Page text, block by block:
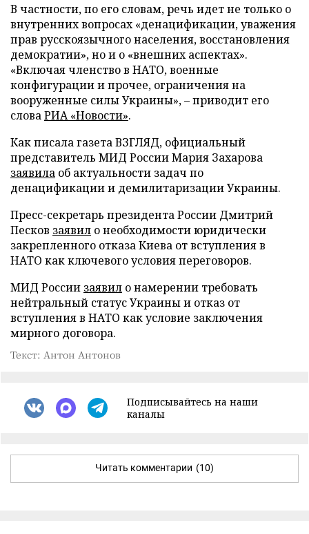
В частности, по его словам, речь идет не только о
внутренних вопросах «денацификации, уважения
прав русскоязычного населения, восстановления
демократии», но и о «внешних аспектах».
«Включая членство в НАТО, военные
конфигурации и прочее, ограничения на
вооруженные силы Украины», – приводит его
словаРИА «Новости».
Как писала газета ВЗГЛЯД, официальный
представитель МИД России Мария Захарова
заявила об актуальности задач по
денацификации и демилитаризации Украины.
Пресс-секретарь президента России Дмитрий
Песков заявил о необходимости юридически
закрепленного отказа Киева от вступления в
НАТО как ключевого условия переговоров.
МИД России заявил о намерении требовать
нейтральный статус Украины и отказ от
вступления в НАТО как условие заключения
мирного договора.
Текст: Антон Антонов
Подписывайтесь на наши
каналы
Читать комментарии (10)